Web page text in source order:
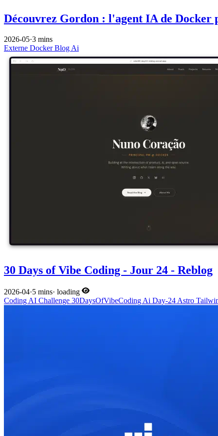
Découvrez Gordon : l'agent IA de
2026-05·3 mins
Externe DockerBlog Ai
30 Days of Vibe Coding - Jour 24 - Reblog
2026-04·5 mins· loading
Coding AI Challenge 30DaysOfVibeCoding Ai Day-24 Astro